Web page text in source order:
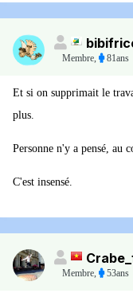
Membre, 81ans
Et si on supprimait le
plus.
Personne n'y a pensé, au
C'est insensé.
Membre, 53ans